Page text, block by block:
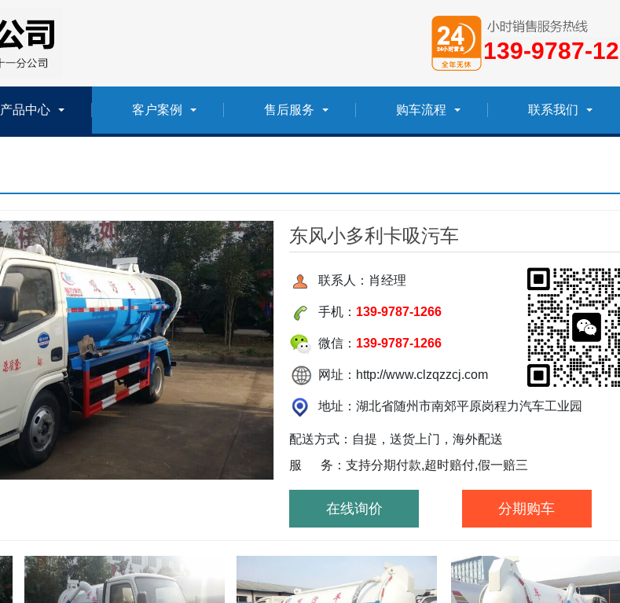
139-9787-
产品中心 客户案例 售后服务 购车流程 联系我们
东风小多利卡吸污车
联系人：肖经理
手机： 139-9787-1266
微信： 139-9787-1266
网址：http://www.clzqzzcj.com
地址：湖北省随州市南郊平原岗程力汽车工业园
配送方式：自提，送货上门，海外配送
服 务：支持分期付款,超时赔付,假一赔三
在线询价 分期购车